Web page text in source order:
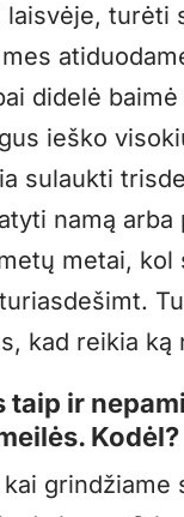
turėti
didelė
ieško
sulaukti
namą
metai, kol
kad reikia ką
taip ir
Kodėl?
kai grindžiame